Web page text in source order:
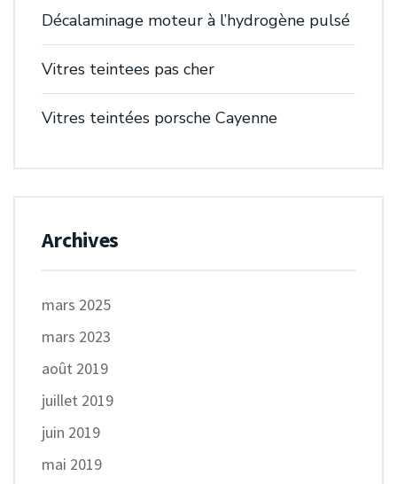
Décalaminage moteur à l’hydrogène pulsé
Vitres teintees pas cher
Vitres teintées porsche Cayenne
Archives
mars 2025
mars 2023
août 2019
juillet 2019
juin 2019
mai 2019